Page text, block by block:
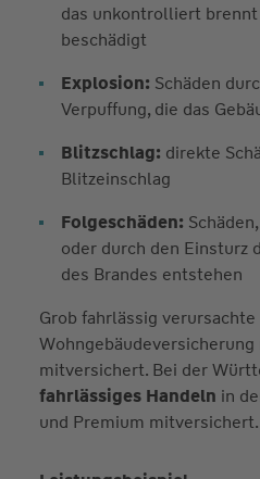
das unkontrolliert brennt
beschädigt
Explosion: Schäden
Verpuffung, die das
Blitzschlag: direkte
Blitzeinschlag
Folgeschäden:
oder durch den Einsturz
des Brandes entstehen
Grob fahrlässig
mitversichert. Bei der
fahrlässiges Handeln in
und Premium mitversichert.